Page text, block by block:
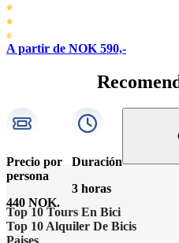
A partir de NOK 590,-
Precio por
persona
440 NOK.
Duración
3 horas
Top 10 Tours En Bici
Lo más destacado de Ámsterdam
Top 10 Alquiler De Bicis